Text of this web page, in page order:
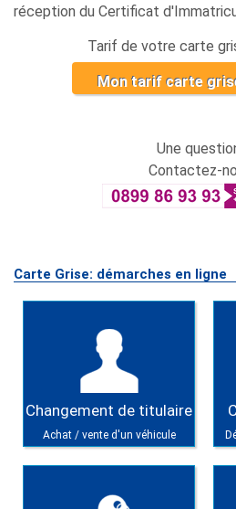
réception du Certificat
Tarif de votre carte
Mon tarif carte
Une
Contactez-
Carte Grise: démarches en ligne
Changement de titulaire
Achat / vente d'un véhicule